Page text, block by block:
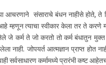
आचरणाने संसाराचे बंधन नाहीसे होते, ते
म्हणून त्याचा स्वीकार केला तर ते करणे
जे कर्म ते जो करतो तो कर्म बंधातुन
नाही. जोपयर्त आत्मज्ञान प्राप्त
सर्वसाधारण कर्मामध्ये प्रारंभी कष्ट